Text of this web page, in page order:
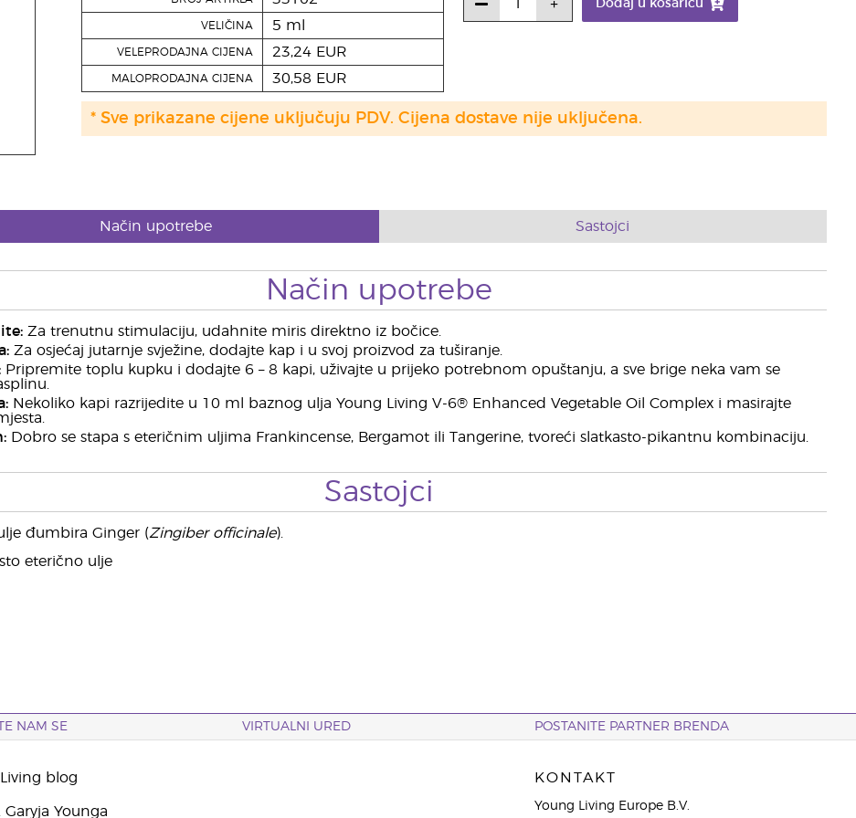
VELIČINA 5 ml
VELEPRODAJNA CIJENA 23,24 EUR
MALOPRODAJNA CIJENA 30,58 EUR
Dodaj u košaricu
* Sve prikazane cijene uključuju PDV. Cijena dostave nije uključena.
Način upotrebe Sastojci
Način upotrebe
Za trenutnu stimulaciju, udahnite miris direktno iz bočice.
Za osjećaj jutarnje svježine, dodajte kap i u svoj proizvod za tuširanje.
Pripremite toplu kupku i dodajte 6 – 8 kapi, uživajte u prijeko potrebnom opuštanju, a sve brige neka vam se
Nekoliko kapi razrijedite u 10 ml baznog ulja Young Living V-6® Enhanced Vegetable Oil Complex i masirajte
Dobro se stapa s eteričnim uljima Frankincense, Bergamot ili Tangerine, tvoreći slatkasto-pikantnu kombinaciju.
Sastojci
đumbira Ginger (Zingiber officinale).
eterično ulje
NAM SE VIRTUALNI URED POSTANITE PARTNER BRENDA
blog
Garyja Younga
KONTAKT
Young Living Europe B.V.